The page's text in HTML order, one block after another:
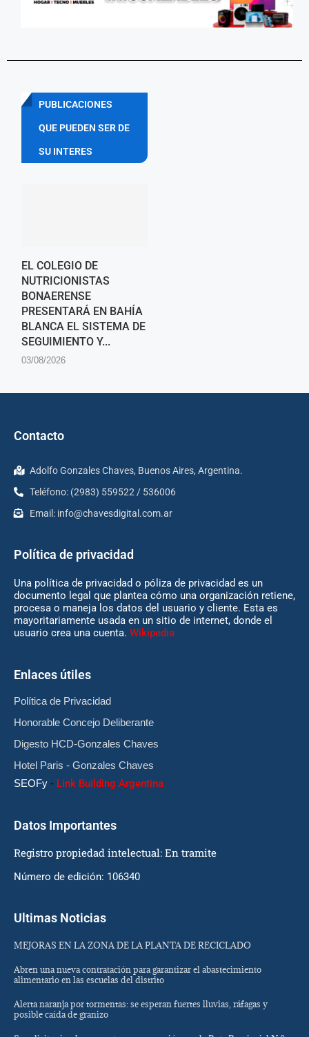
PUBLICACIONES
QUE PUEDEN SER DE
SU INTERES
EL COLEGIO DE
NUTRICIONISTAS
BONAERENSE
PRESENTARÁ EN BAHÍA
BLANCA EL SISTEMA DE
SEGUIMIENTO Y...
03/08/2026
Contacto
Adolfo Gonzales Chaves, Buenos Aires, Argentina.
Teléfono: (2983) 559522 / 536006
Email: info@chavesdigital.com.ar
Política de privacidad
Una política de privacidad o póliza de privacidad es un
documento legal que plantea cómo una organización retiene,
procesa o maneja los datos del usuario y cliente. Esta es
mayoritariamente usada en un sitio de internet, donde el
usuario crea una cuenta. Wikipedia
Enlaces útiles
Política de Privacidad
Honorable Concejo Deliberante
Digesto HCD-Gonzales Chaves
Hotel Paris - Gonzales Chaves
SEOFy - Link Building Argentina
Datos Importantes
Registro propiedad intelectual: En tramite
Número de edición: 106340
Ultimas Noticias
MEJORAS EN LA ZONA DE LA PLANTA DE RECICLADO
Abren una nueva contratación para garantizar el abastecimiento
alimentario en las escuelas del distrito
Alerta naranja por tormentas: se esperan fuertes lluvias, ráfagas y
posible caída de granizo